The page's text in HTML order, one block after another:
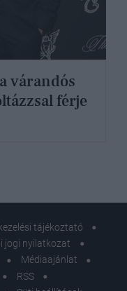
várandós
férje
tájékoztató
jogi nyilatkozat
Médiaajánlat
RSS